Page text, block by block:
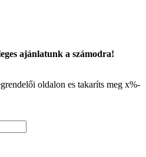
ajánlatunk a számodra!
oldalon es takaríts meg x%-